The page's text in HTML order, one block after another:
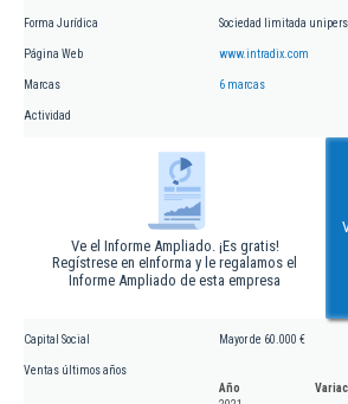
Forma Jurídica Sociedad limitada
Página Web www.intradix.com
Marcas 6 marcas
Actividad
Ve el Informe Ampliado. ¡Es gratis!
Regístrese en eInforma y le regalamos el
Informe Ampliado de esta empresa
Capital Social Mayor de 60.000 €
Ventas últimos años
Año